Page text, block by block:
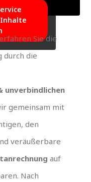
Sie die
durch die
unverbindlichen
gemeinsam mit
den
veräußerbare
auf
Nach